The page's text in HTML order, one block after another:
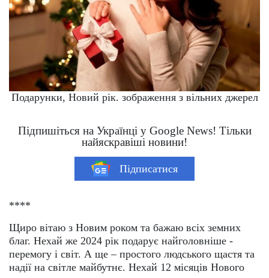
Подарунки, Новий рік. зображення з вільних джерел
Підпишіться на Українці у Google News! Тільки
найяскравіші новини!
Підписатися
****
Щиро вітаю з Новим роком та бажаю всіх земних
благ. Нехай же 2024 рік подарує найголовніше -
перемогу і світ. А ще – простого людського щастя та
надії на світле майбутнє. Нехай 12 місяців Нового